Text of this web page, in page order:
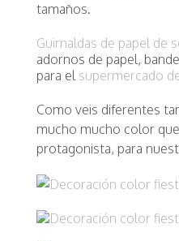
tamaños.
Guirnaldas de papel de
adornos de papel,
para el supermercado
Como veis diferentes
mucho mucho color
protagonista, para